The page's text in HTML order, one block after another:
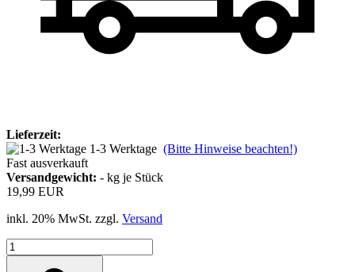
Lieferzeit:
1-3 Werktage (Bitte Hinweise beachten!)
Fast ausverkauft
Versandgewicht: - kg je Stück
19,99 EUR
inkl. 20% MwSt. zzgl. Versand